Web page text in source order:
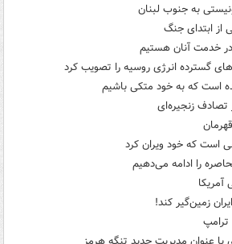
به جنوب لبنان
خدمت آنان هستیم
گسترده انرژی روسیه را تصویب کرد
است که به خود متکی باشیم
است که خود ویران کرد
را ادامه می‌دهیم
زمین‌گیر کند!
ترامپ